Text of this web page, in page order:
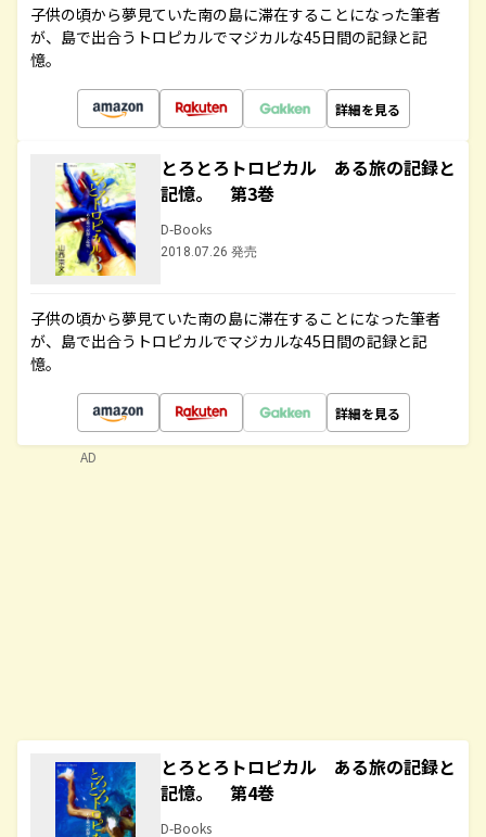
子供の頃から夢見ていた南の島に滞在することになった筆者
が、島で出合うトロピカルでマジカルな45日間の記録と記
憶。
詳細を見る
とろとろトロピカル ある旅の記録と
記憶。 第3巻
D-Books
2018.07.26 発売
子供の頃から夢見ていた南の島に滞在することになった筆者
が、島で出合うトロピカルでマジカルな45日間の記録と記
憶。
詳細を見る
とろとろトロピカル ある旅の記録と
記憶。 第4巻
D-Books
AD